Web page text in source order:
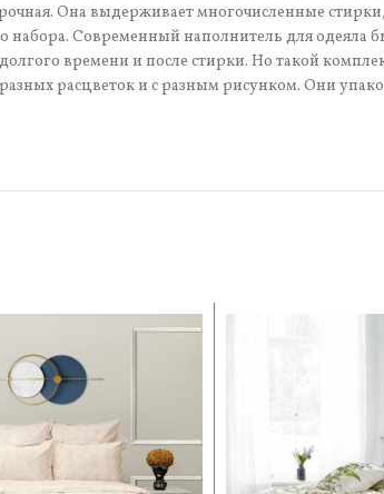
Она выдерживает многочисленные стирки,
набора. Современный наполнитель для одеяла
времени и после стирки. Но такой
расцветок и с разным рисунком. Они